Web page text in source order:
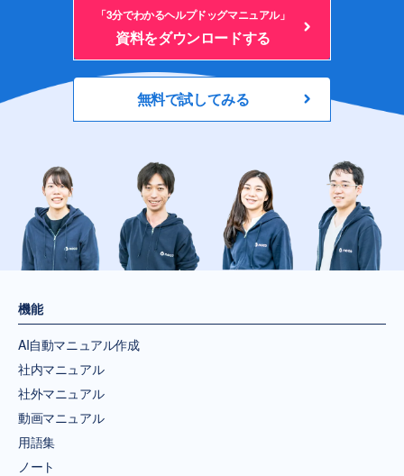
「3分でわかるヘルプドッグマニュアル」
資料をダウンロードする
無料で試してみる
機能
AI自動マニュアル作成
社内マニュアル
社外マニュアル
動画マニュアル
用語集
ノート